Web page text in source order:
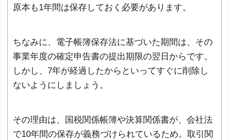
原本も1年間は保存しておく必要があります。
ちなみに、電子帳簿保存法に基づいた期間は、その
事業年度の確定申告書の提出期限の翌日からです。
しかし、7年が経過したからといってすぐに削除し
ないようにしましょう。
その理由は、国税関係帳簿や決算関係書が、会社法
で10年間の保存が義務づけられているため。取引関